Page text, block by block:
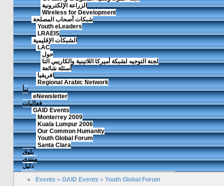
الزراعة الإلكترونية
Wireless for Development
شبكات أصحاب المصلحة
Youth eLeaders
LRAEIS
الشبكات الإقليمية
LAC
حول
لجنة التوجيه لشبكة أميركا اللاتينية والكاريبي التا
أسئلة شائعة
افريقيا
Regional Arabic Network
نبأ
eNewsletter
فعاليات
GAID Events
Monterrey 2009
Kuala Lumpur 2006
Our Common Humanity
Youth Global Forum
Santa Clara
بلوق
منتدى
دليل
●
Events » GAID Events » Youth Global Forum